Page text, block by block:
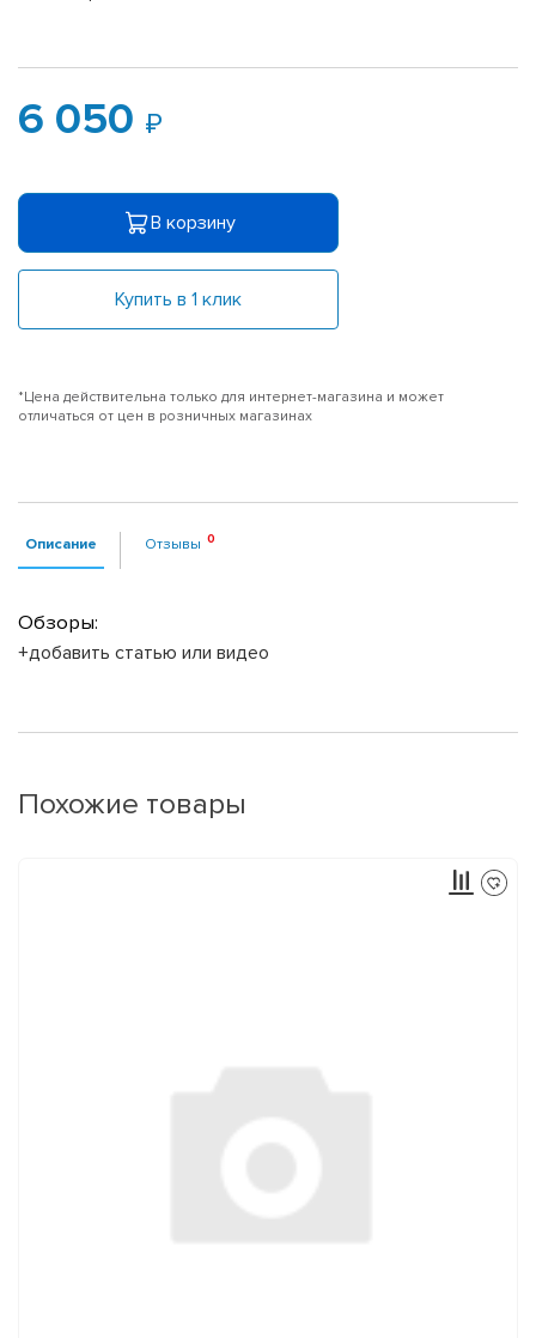
6 050
В корзину
Купить в 1 клик
*Цена действительна только для интернет-магазина и может
отличаться от цен в розничных магазинах
Описание Отзывы
Обзоры:
+добавить статью или видео
Похожие товары